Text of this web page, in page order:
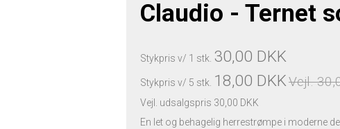
Claudio - Ternet
Stykpris v/ 1 stk. 30,00 DKK
Stykpris v/ 5 stk. 18,00 DKKVejl.
Vejl. udsalgspris 30,00 DKK
En let og behagelig herrestrømpe i moderne